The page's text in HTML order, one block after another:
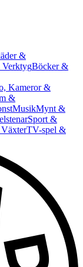
&
Böcker &
Kameror &
&
MusikMynt &
Sport &
TV-spel &